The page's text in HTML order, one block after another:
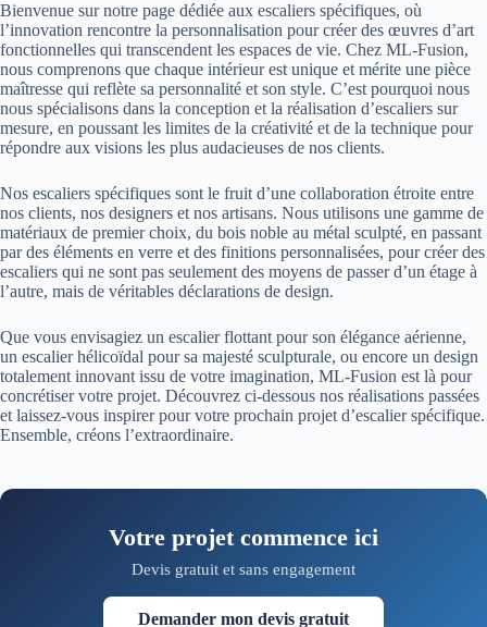
Bienvenue sur notre page dédiée aux escaliers spécifiques, où
l’innovation rencontre la personnalisation pour créer des œuvres d’art
fonctionnelles qui transcendent les espaces de vie. Chez ML-Fusion,
nous comprenons que chaque intérieur est unique et mérite une pièce
maîtresse qui reflète sa personnalité et son style. C’est pourquoi nous
nous spécialisons dans la conception et la réalisation d’escaliers sur
mesure, en poussant les limites de la créativité et de la technique pour
répondre aux visions les plus audacieuses de nos clients.
Nos escaliers spécifiques sont le fruit d’une collaboration étroite entre
nos clients, nos designers et nos artisans. Nous utilisons une gamme de
matériaux de premier choix, du bois noble au métal sculpté, en passant
par des éléments en verre et des finitions personnalisées, pour créer des
escaliers qui ne sont pas seulement des moyens de passer d’un étage à
l’autre, mais de véritables déclarations de design.
Que vous envisagiez un escalier flottant pour son élégance aérienne,
un escalier hélicoïdal pour sa majesté sculpturale, ou encore un design
totalement innovant issu de votre imagination, ML-Fusion est là pour
concrétiser votre projet. Découvrez ci-dessous nos réalisations passées
et laissez-vous inspirer pour votre prochain projet d’escalier spécifique.
Ensemble, créons l’extraordinaire.
Votre projet commence ici
Devis gratuit et sans engagement
Demander mon devis gratuit